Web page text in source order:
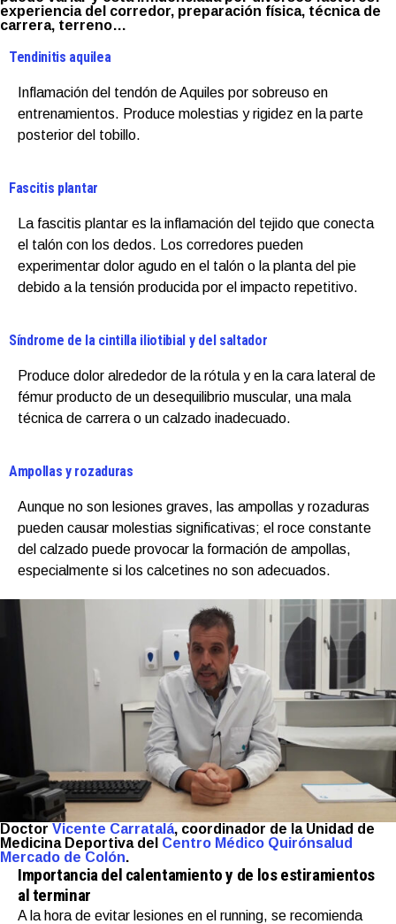
experiencia del corredor, preparación física, técnica de
carrera, terreno…
Tendinitis aquilea
Inflamación del tendón de Aquiles por sobreuso en
entrenamientos. Produce molestias y rigidez en la parte
posterior del tobillo.
Fascitis plantar
La fascitis plantar es la inflamación del tejido que conecta
el talón con los dedos. Los corredores pueden
experimentar dolor agudo en el talón o la planta del pie
debido a la tensión producida por el impacto repetitivo.
Síndrome de la cintilla iliotibial y del saltador
Produce dolor alrededor de la rótula y en la cara lateral de
fémur producto de un desequilibrio muscular, una mala
técnica de carrera o un calzado inadecuado.
Ampollas y rozaduras
Aunque no son lesiones graves, las ampollas y rozaduras
pueden causar molestias significativas; el roce constante
del calzado puede provocar la formación de ampollas,
especialmente si los calcetines no son adecuados.
Doctor Vicente Carratalá, coordinador de la Unidad de
Medicina Deportiva del Centro Médico Quirónsalud
Mercado de Colón.
Importancia del calentamiento y de los estiramientos
al terminar
A la hora de evitar lesiones en el running, se recomienda